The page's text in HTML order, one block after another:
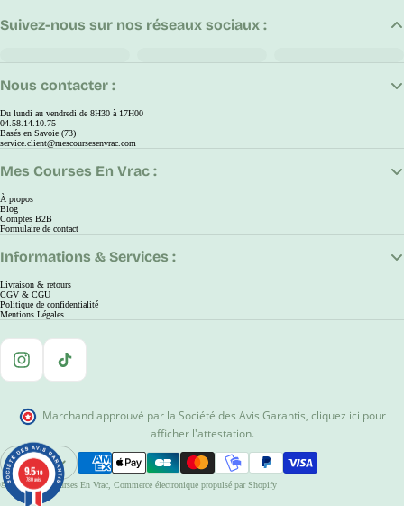
Nous contacter :
Du lundi au vendredi de 8H30 à 17H00
04.58.14.10.75
Basés en Savoie (73)
service.client@mescoursesenvrac.com
Mes Courses En Vrac :
À propos
Blog
Comptes B2B
Formulaire de contact
Informations & Services :
Livraison & retours
CGV & CGU
Politique de confidentialité
Mentions Légales
Suivez-nous sur nos réseaux sociaux :
Instagram
TikTok
Marchand approuvé par la Société des Avis Garantis, cliquez ici pour
afficher l'attestation.
Ouvrir Le Sélecteur De Région Et De Langue
EUR
© 2026Mes Courses En Vrac Commerce électronique propulsé par Shopify
9.5/10
780 avis
9.5/10
780 avis